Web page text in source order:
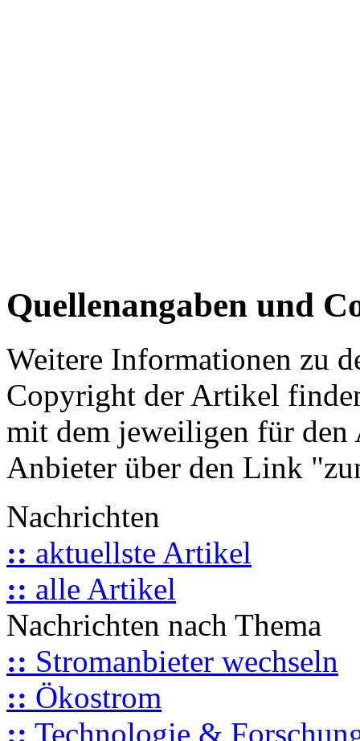
Quellenangaben und
Weitere Informationen zu
Copyright der Artikel
mit dem jeweiligen für
Anbieter über den Link
Nachrichten
:: aktuellste Artikel
:: alle Artikel
Nachrichten nach Thema
:: Stromanbieter wechseln
:: Ökostrom
:: Technologie &